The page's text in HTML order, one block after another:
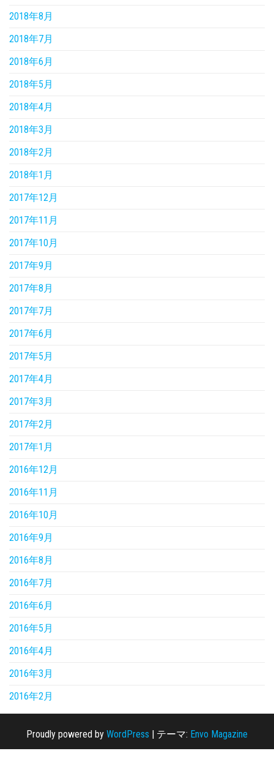
2018年8月
2018年7月
2018年6月
2018年5月
2018年4月
2018年3月
2018年2月
2018年1月
2017年12月
2017年11月
2017年10月
2017年9月
2017年8月
2017年7月
2017年6月
2017年5月
2017年4月
2017年3月
2017年2月
2017年1月
2016年12月
2016年11月
2016年10月
2016年9月
2016年8月
2016年7月
2016年6月
2016年5月
2016年4月
2016年3月
2016年2月
Proudly powered by WordPress | テーマ: Envo Magazine